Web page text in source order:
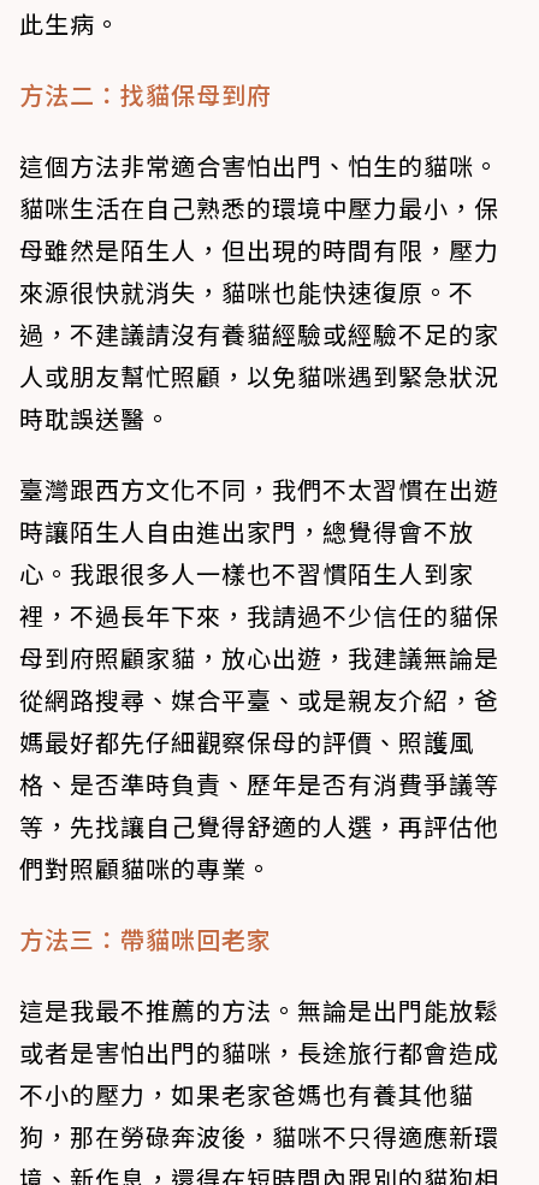
此生病。
方法二：找貓保母到府
這個方法非常適合害怕出門、怕生的貓咪。
貓咪生活在自己熟悉的環境中壓力最小，保
母雖然是陌生人，但出現的時間有限，壓力
來源很快就消失，貓咪也能快速復原。不
過，不建議請沒有養貓經驗或經驗不足的家
人或朋友幫忙照顧，以免貓咪遇到緊急狀況
時耽誤送醫。
臺灣跟西方文化不同，我們不太習慣在出遊
時讓陌生人自由進出家門，總覺得會不放
心。我跟很多人一樣也不習慣陌生人到家
裡，不過長年下來，我請過不少信任的貓保
母到府照顧家貓，放心出遊，我建議無論是
從網路搜尋、媒合平臺、或是親友介紹，爸
媽最好都先仔細觀察保母的評價、照護風
格、是否準時負責、歷年是否有消費爭議等
等，先找讓自己覺得舒適的人選，再評估他
們對照顧貓咪的專業。
方法三：帶貓咪回老家
這是我最不推薦的方法。無論是出門能放鬆
或者是害怕出門的貓咪，長途旅行都會造成
不小的壓力，如果老家爸媽也有養其他貓
狗，那在勞碌奔波後，貓咪不只得適應新環
境、新作息，還得在短時間內跟別的貓狗相